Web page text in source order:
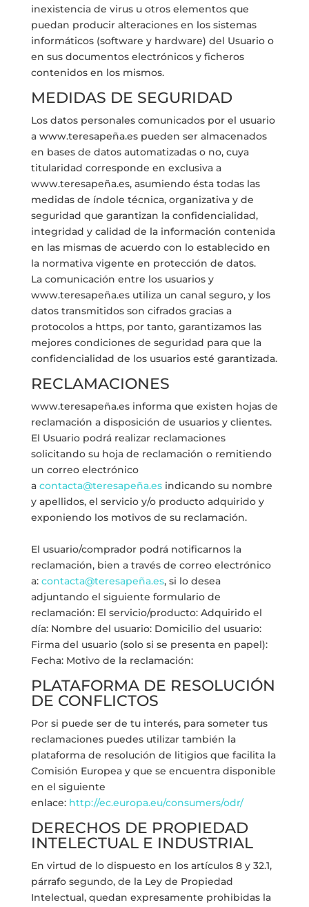
inexistencia de virus u otros elementos que
puedan producir alteraciones en los sistemas
informáticos (software y hardware) del Usuario o
en sus documentos electrónicos y ficheros
contenidos en los mismos.
MEDIDAS DE SEGURIDAD
Los datos personales comunicados por el usuario
a www.teresapeña.es pueden ser almacenados
en bases de datos automatizadas o no, cuya
titularidad corresponde en exclusiva a
www.teresapeña.es, asumiendo ésta todas las
medidas de índole técnica, organizativa y de
seguridad que garantizan la confidencialidad,
integridad y calidad de la información contenida
en las mismas de acuerdo con lo establecido en
la normativa vigente en protección de datos.
La comunicación entre los usuarios y
www.teresapeña.es utiliza un canal seguro, y los
datos transmitidos son cifrados gracias a
protocolos a https, por tanto, garantizamos las
mejores condiciones de seguridad para que la
confidencialidad de los usuarios esté garantizada.
RECLAMACIONES
www.teresapeña.es informa que existen hojas de
reclamación a disposición de usuarios y clientes.
El Usuario podrá realizar reclamaciones
solicitando su hoja de reclamación o remitiendo
un correo electrónico
a contacta@teresapeña.esindicando su nombre
y apellidos, el servicio y/o producto adquirido y
exponiendo los motivos de su reclamación.
El usuario/comprador podrá notificarnos la
reclamación, bien a través de correo electrónico
a: contacta@teresapeña.es, si lo desea
adjuntando el siguiente formulario de
reclamación: El servicio/producto: Adquirido el
día: Nombre del usuario: Domicilio del usuario:
Firma del usuario (solo si se presenta en papel):
Fecha: Motivo de la reclamación:
PLATAFORMA DE RESOLUCIÓN
DE CONFLICTOS
Por si puede ser de tu interés, para someter tus
reclamaciones puedes utilizar también la
plataforma de resolución de litigios que facilita la
Comisión Europea y que se encuentra disponible
en el siguiente
enlace: http://ec.europa.eu/consumers/odr/
DERECHOS DE PROPIEDAD
INTELECTUAL E INDUSTRIAL
En virtud de lo dispuesto en los artículos 8 y 32.1,
párrafo segundo, de la Ley de Propiedad
Intelectual, quedan expresamente prohibidas la